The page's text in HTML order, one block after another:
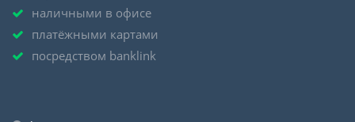
наличными в офисе
платёжными картами
посредством banklink